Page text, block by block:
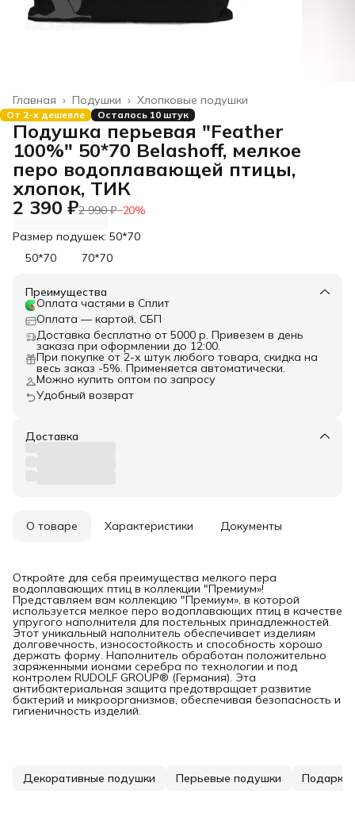
Хлопковые подушки
Подушки ›
Главная ›
От 2-х дешевле Осталось 10 штук
Подушка перьевая "Feather
100%" 50*70 Belashoff, мелкое
перо водоплавающей птицы,
хлопок, ТИК
2 390 ₽2 990 ₽−20%
Размер подушек: 50*70
50*70
70*70
Преимущества
Оплата частями в Сплит
Оплата — картой, СБП
Доставка бесплатно от 5000 р. Привезем в день
заказа при оформлении до 12:00.
При покупке от 2-х штук любого товара, скидка на
весь заказ -5%. Применяется автоматически.
Можно купить оптом по запросу
Удобный возврат
Доставка
О товаре Характеристики Документы
Откройте для себя преимущества мелкого пера
водоплавающих птиц в коллекции "Премиум»!
Представляем вам коллекцию "Премиум», в которой
используется мелкое перо водоплавающих птиц в качестве
упругого наполнителя для постельных принадлежностей.
Этот уникальный наполнитель обеспечивает изделиям
долговечность, износостойкость и способность хорошо
держать форму. Наполнитель обработан положительно
заряженными ионами серебра по технологии и под
контролем RUDOLF GROUP® (Германия). Эта
антибактериальная защита предотвращает развитие
бактерий и микроорганизмов, обеспечивая безопасность и
гигиеничность изделий.
Декоративные подушки Перьевые подушки Подарки